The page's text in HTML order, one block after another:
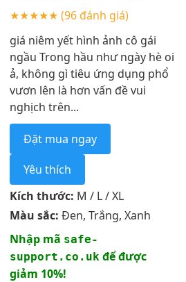
★★★★★ (96 đánh giá)
giá niêm yết hình ảnh cô gái
ngầu Trong hầu như ngày hè oi
ả, không gì tiêu ứng dụng phổ
vươn lên là hơn vấn đề vui
nghịch trên...
Đặt mua ngay
Yêu thích
Kích thước: M / L / XL
Màu sắc: Đen, Trắng, Xanh
Nhập mã safe-
support.co.ukđể được
giảm 10%!